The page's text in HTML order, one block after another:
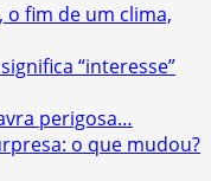
o fim de um clima,
“interesse”
perigosa…
o que mudou?